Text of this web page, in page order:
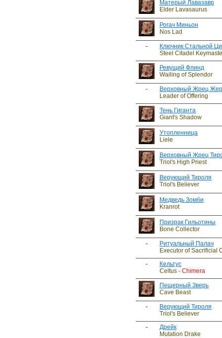
Матерый Лавазавр
Elder Lavasaurus
Рогач Миньон
Nos Lad
-
Ключник Стальной
Steel Citadel
Ревущий Флинд
Wailing of Splendor
-
Верховный Жрец
Leader of Offering
Тень Гиганта
Giant's Shadow
Утопленница
Liele
Верховный Жрец
Triol's High Priest
Верующий Тироля
Triol's Believer
Медведь Зомби
Kranrot
Призрак Гильотины
Bone Collector
-
Ритуальный Палач
Executor of Sacrificial
-
Кельтус
Celtus - Chimera
Пещерный Зверь
Cave Beast
-
Верующий Тироля
Triol's Believer
-
Дрейк
Mutation Drake